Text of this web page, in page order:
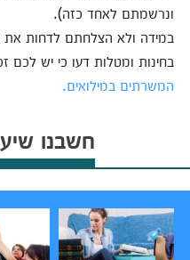
ונרשמתם לאחד כזה).
במידה ולא הצלחתם לדחות את
בחינות ומטלות דעו כי יש לכם
המשרתים במילואים.
חשבנו